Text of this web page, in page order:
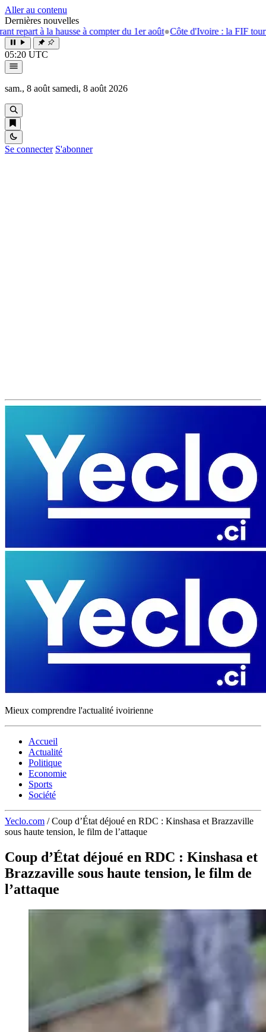
Aller au contenu
Dernières nouvelles
à la hausse à compter du 1er août●Côte d'Ivoire : la FIF tourne la
05:20 UTC
sam., 8 août samedi, 8 août 2026
Se connecter S'abonner
Mieux comprendre l'actualité ivoirienne
Accueil
Actualité
Politique
Economie
Sports
Société
Yeclo.com / Coup d’État déjoué en RDC : Kinshasa et Brazzaville
sous haute tension, le film de l’attaque
Coup d’État déjoué en RDC : Kinshasa et
Brazzaville sous haute tension, le film de
l’attaque